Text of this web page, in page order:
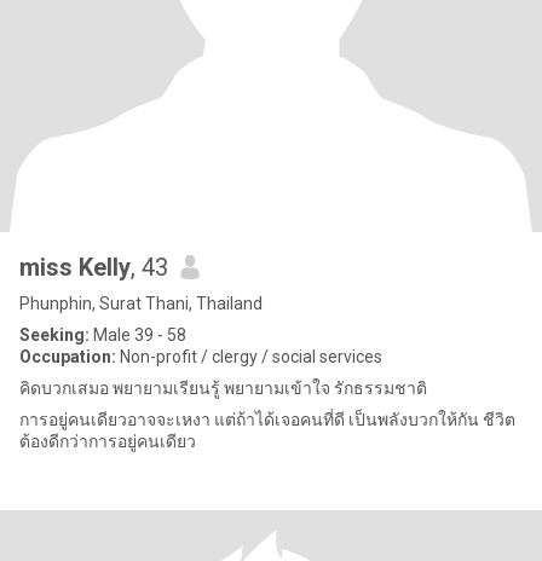
miss Kelly, 43
Phunphin, Surat Thani, Thailand
Seeking: Male 39 - 58
Occupation: Non-profit / clergy / social services
คิดบวกเสมอ พยายามเรียนรู้ พยายามเข้าใจ รักธรรมชาติ
การอยู่คนเดียวอาจจะเหงา แต่ถ้าได้เจอคนที่ดี เป็นพลังบวกให้กัน ชีวิต
ต้องดีกว่าการอยู่คนเดียว